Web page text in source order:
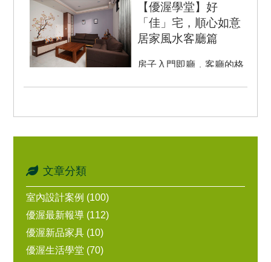
是否喜歡高質感設計，就
不適用...
【優渥學堂】好
「佳」宅，順心如意
居家風水客廳篇
房子入門即廳，客廳的格
及氣度。而古代有「明廳
水的重...
文章分類
室內設計案例 (100)
優渥最新報導 (112)
優渥新品家具 (10)
優渥生活學堂 (70)